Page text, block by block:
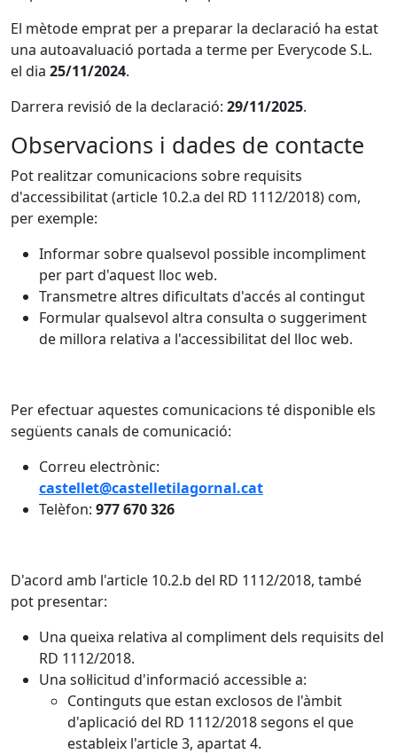
El mètode emprat per a preparar la declaració ha estat
una autoavaluació portada a terme per Everycode S.L.
el dia 25/11/2024.
Darrera revisió de la declaració: 29/11/2025.
Observacions i dades de contacte
Pot realitzar comunicacions sobre requisits
d'accessibilitat (article 10.2.a del RD 1112/2018) com,
per exemple:
Informar sobre qualsevol possible incompliment
per part d'aquest lloc web.
Transmetre altres dificultats d'accés al contingut
Formular qualsevol altra consulta o suggeriment
de millora relativa a l'accessibilitat del lloc web.
Per efectuar aquestes comunicacions té disponible els
següents canals de comunicació:
Correu electrònic:
castellet@castelletilagornal.cat
Telèfon: 977 670 326
D'acord amb l'article 10.2.b del RD 1112/2018, també
pot presentar:
Una queixa relativa al compliment dels requisits del
RD 1112/2018.
Una sol·licitud d'informació accessible a:
Continguts que estan exclosos de l'àmbit
d'aplicació del RD 1112/2018 segons el que
estableix l'article 3, apartat 4.